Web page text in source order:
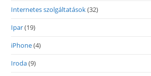
Internetes szolgáltatások(32)
Ipar(19)
iPhone(4)
Iroda(9)